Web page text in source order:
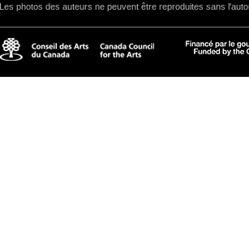
Les photos des auteurs ne peuvent être reproduites sans